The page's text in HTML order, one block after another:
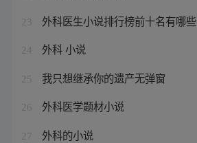
23 外科医生小说排行榜前十名有哪些
24 外科 小说
25 我只想继承你的遗产无弹窗
26 外科医学题材小说
27 外科的小说